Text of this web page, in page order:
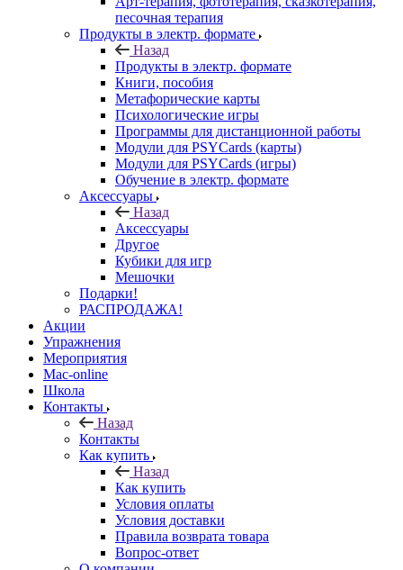
песочная терапия
Продукты в электр. формате
Назад
Продукты в электр. формате
Книги, пособия
Метафорические карты
Психологические игры
Программы для дистанционной работы
Модули для PSYCards (карты)
Модули для PSYCards (игры)
Обучение в электр. формате
Аксессуары
Назад
Аксессуары
Другое
Кубики для игр
Мешочки
Подарки!
РАСПРОДАЖА!
Акции
Упражнения
Мероприятия
Mac-online
Школа
Контакты
Назад
Контакты
Как купить
Назад
Как купить
Условия оплаты
Условия доставки
Правила возврата товара
Вопрос-ответ